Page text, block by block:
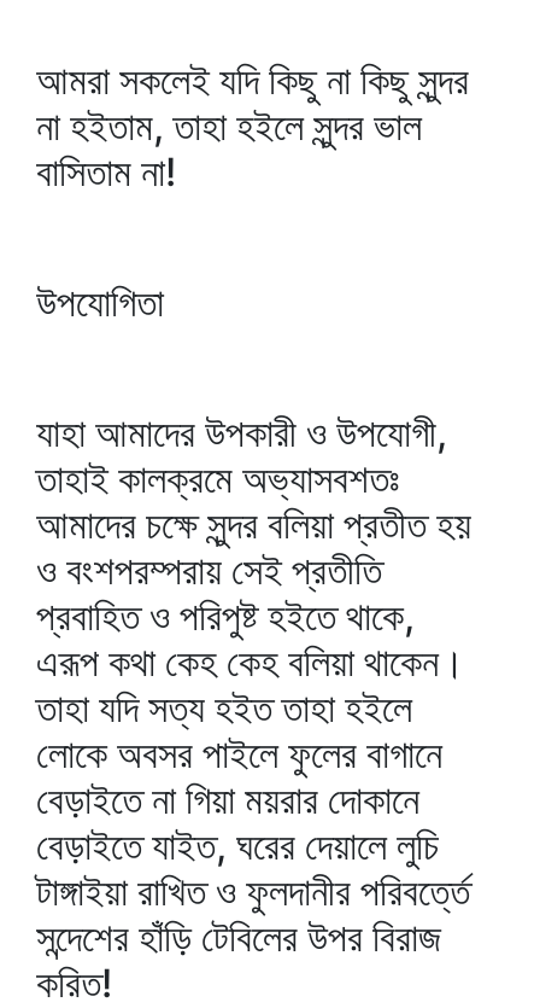
আমরা সকলেই যদি কিছু না কিছু সুন্দর
না হইতাম, তাহা হইলে সুন্দর ভাল
বাসিতাম না!
উপযোগিতা
যাহা আমাদের উপকারী ও উপযোগী,
তাহাই কালক্রমে অভ্যাসবশতঃ
আমাদের চক্ষে সুন্দর বলিয়া প্রতীত হয়
ও বংশপরম্পরায় সেই প্রতীতি
প্রবাহিত ও পরিপুষ্ট হইতে থাকে,
এরূপ কথা কেহ কেহ বলিয়া থাকেন।
তাহা যদি সত্য হইত তাহা হইলে
লোকে অবসর পাইলে ফুলের বাগানে
বেড়াইতে না গিয়া ময়রার দোকানে
বেড়াইতে যাইত, ঘরের দেয়ালে লুচি
টাঙ্গাইয়া রাখিত ও ফুলদানীর পরিবর্ত্তে
সন্দেশের হাঁড়ি টেবিলের উপর বিরাজ
করিত!